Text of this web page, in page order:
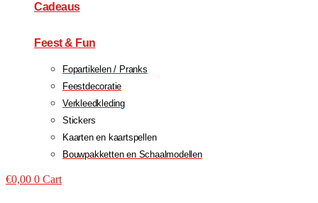
Cadeaus
Feest & Fun
Fopartikelen / Pranks
Feestdecoratie
Verkleedkleding
Stickers
Kaarten en kaartspellen
Bouwpakketten en Schaalmodellen
€0,00 0 Cart